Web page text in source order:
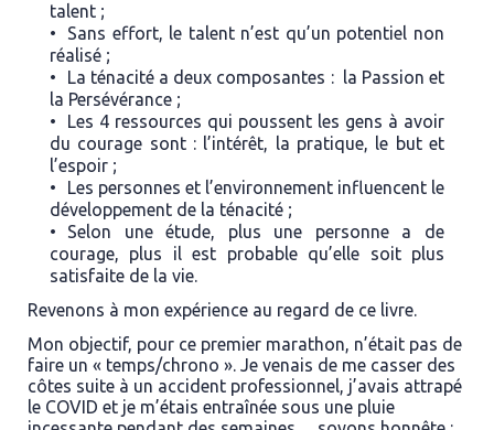
talent ;
Sans effort, le talent n’est qu’un potentiel non
réalisé ;
La ténacité a deux composantes : la Passion et
la Persévérance;
Les 4 ressources qui poussent les gens à avoir
du courage sont : l’intérêt, la pratique, le but et
l’espoir ;
Les personnes et l’environnement influencent le
développement de la ténacité ;
Selon une étude, plus une personne a de
courage, plus il est probable qu’elle soit plus
satisfaite de la vie.
Revenons à mon expérience au regard de ce livre.
Mon objectif, pour ce premier marathon, n’était pas de
faire un « temps/chrono ». Je venais de me casser des
côtes suite à un accident professionnel, j’avais attrapé
le COVID et je m’étais entraînée sous une pluie